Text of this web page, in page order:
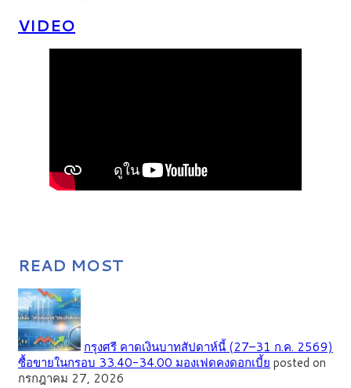
VIDEO
READ MOST
กรุงศรี คาดเงินบาทสัปดาห์นี้ (27–31 ก.ค. 2569)
ซื้อขายในกรอบ 33.40-34.00 มองเฟดคงดอกเบี้ย posted on
กรกฎาคม 27, 2026